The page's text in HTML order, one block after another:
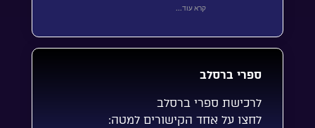
קרא עוד...
ספרי ברסלב
לרכישת ספרי ברסלב
לחצו על אחד הקישורים למטה: